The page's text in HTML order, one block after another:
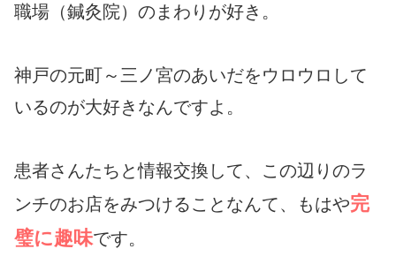
職場（鍼灸院）のまわりが好き。
神戸の元町～三ノ宮のあいだをウロウロして
いるのが大好きなんですよ。
患者さんたちと情報交換して、この辺りのラ
ンチのお店をみつけることなんて、もはや完
璧に趣味です。